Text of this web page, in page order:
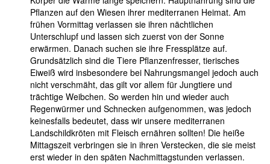
Pflanzen auf den Wiesen ihrer mediterranen Heimat. Am
frühen Vormittag verlassen sie ihren nächtlichen
Unterschlupf und lassen sich zuerst von der Sonne
erwärmen. Danach suchen sie ihre Fressplätze auf.
Grundsätzlich sind die Tiere Pflanzenfresser, tierisches
Eiweiß wird insbesondere bei Nahrungsmangel jedoch auch
nicht verschmäht, das gilt vor allem für Jungtiere und
trächtige Weibchen. So werden hin und wieder auch
Regenwürmer und Schnecken aufgenommen, was jedoch
keinesfalls bedeutet, dass wir unsere mediterranen
Landschildkröten mit Fleisch ernähren sollten! Die heiße
Mittagszeit verbringen sie in ihren Verstecken, die sie meist
erst wieder in den späten Nachmittagstunden verlassen.